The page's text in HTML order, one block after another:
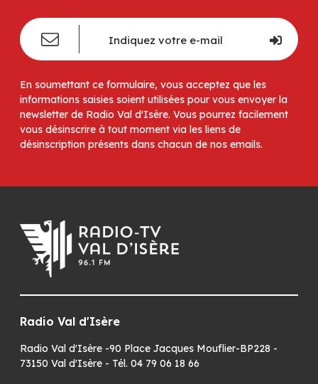
En soumettant ce formulaire, vous acceptez que les
informations saisies soient utilisées pour vous envoyer la
newsletter de Radio Val d'Isère. Vous pourrez facilement
vous désinscrire à tout moment via les liens de
désinscription présents dans chacun de nos emails.
Radio Val d'Isère
Radio Val d'Isère -90 Place Jacques Mouflier-BP228 -
73150 Val d'Isère - Tél. 04 79 06 18 66